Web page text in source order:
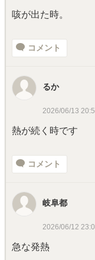
咳が出た時。
コメント
るか
2026/06/13
熱が続く時です
コメント
岐阜都
2026/06/12
急な発熱